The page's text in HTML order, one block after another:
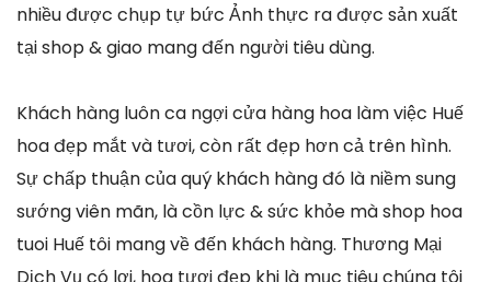
nhiều được chụp tự bức Ảnh thực ra được sản xuất
tại shop & giao mang đến người tiêu dùng.
Khách hàng luôn ca ngợi cửa hàng hoa làm việc Huế
hoa đẹp mắt và tươi, còn rất đẹp hơn cả trên hình.
Sự chấp thuận của quý khách hàng đó là niềm sung
sướng viên mãn, là cồn lực & sức khỏe mà shop hoa
tuoi Huế tôi mang về đến khách hàng. Thương Mại